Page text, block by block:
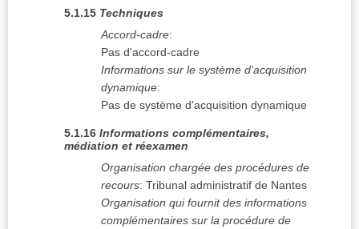
5.1.15 Techniques
Accord-cadre:
Pas d'accord-cadre
Informations sur le système d'acquisition
dynamique:
Pas de système d'acquisition dynamique
5.1.16 Informations complémentaires,
médiation et réexamen
Organisation chargée des procédures de
recours: Tribunal administratif de Nantes
Organisation qui fournit des informations
complémentaires sur la procédure de